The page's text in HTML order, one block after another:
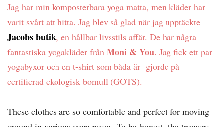
Jag har min komposterbara yoga matta, men kläder har
varit svårt att hitta. Jag blev så glad när jag upptäckte
Jacobs butik, en hållbar livsstils affär. De har några
fantastiska yogakläder från Moni & You. Jag fick ett par
yogabyxor och en t-shirt som båda är gjorde på
certifierad ekologisk bomull (GOTS).
These clothes are so comfortable and perfect for moving